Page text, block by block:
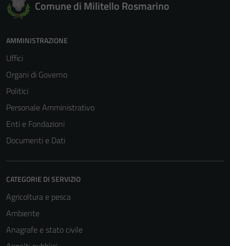
Comune di Militello Rosmarino
AMMINISTRAZIONE
Uffici
Organi di Governo
Politici
Personale Amministrativo
Enti e Fondazioni
Documenti e Dati
CATEGORIE DI SERVIZIO
Agricoltura e pesca
Ambiente
Anagrafe e stato civile